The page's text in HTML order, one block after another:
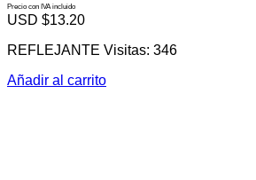
Precio con IVA incluido
USD $13.20
REFLEJANTE Visitas: 346
Añadir al carrito